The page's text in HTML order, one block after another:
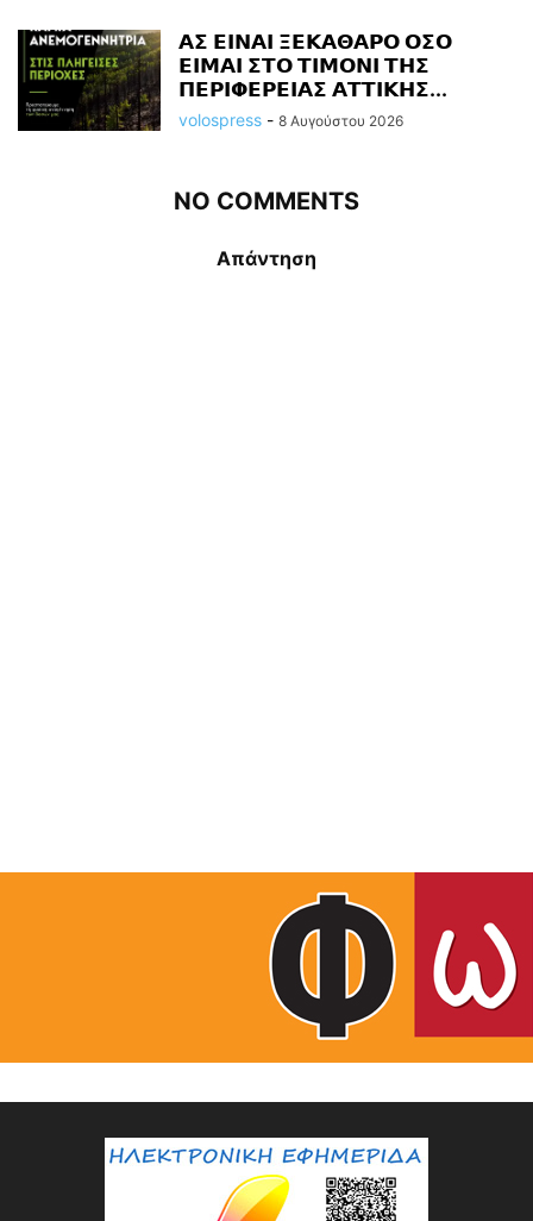
𝝖𝝨 𝝚𝝞𝝢𝝖𝝞 𝝣𝝚𝝟𝝖𝝝𝝖𝝦𝝤 𝝤𝝨𝝤
𝝚𝝞𝝡𝝖𝝞 𝝨𝝩𝝤 𝝩𝝞𝝡𝝤𝝢𝝞 𝝩𝝜𝝨
𝝥𝝚𝝦𝝞𝝫𝝚𝝦𝝚𝝞𝝖𝝨 𝝖𝝩𝝩𝝞𝝟𝝜𝝨...
volospress - 8 Αυγούστου 2026
NO COMMENTS
Απάντηση